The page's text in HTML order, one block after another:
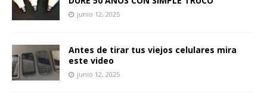
junio 12, 2025
Antes de tirar tus viejos celulares mira
este video
junio 12, 2025